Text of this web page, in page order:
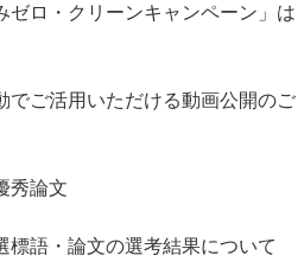
ゼロ・クリーンキャンペーン」は
でご活用いただける動画公開のご
秀論文
標語・論文の選考結果について